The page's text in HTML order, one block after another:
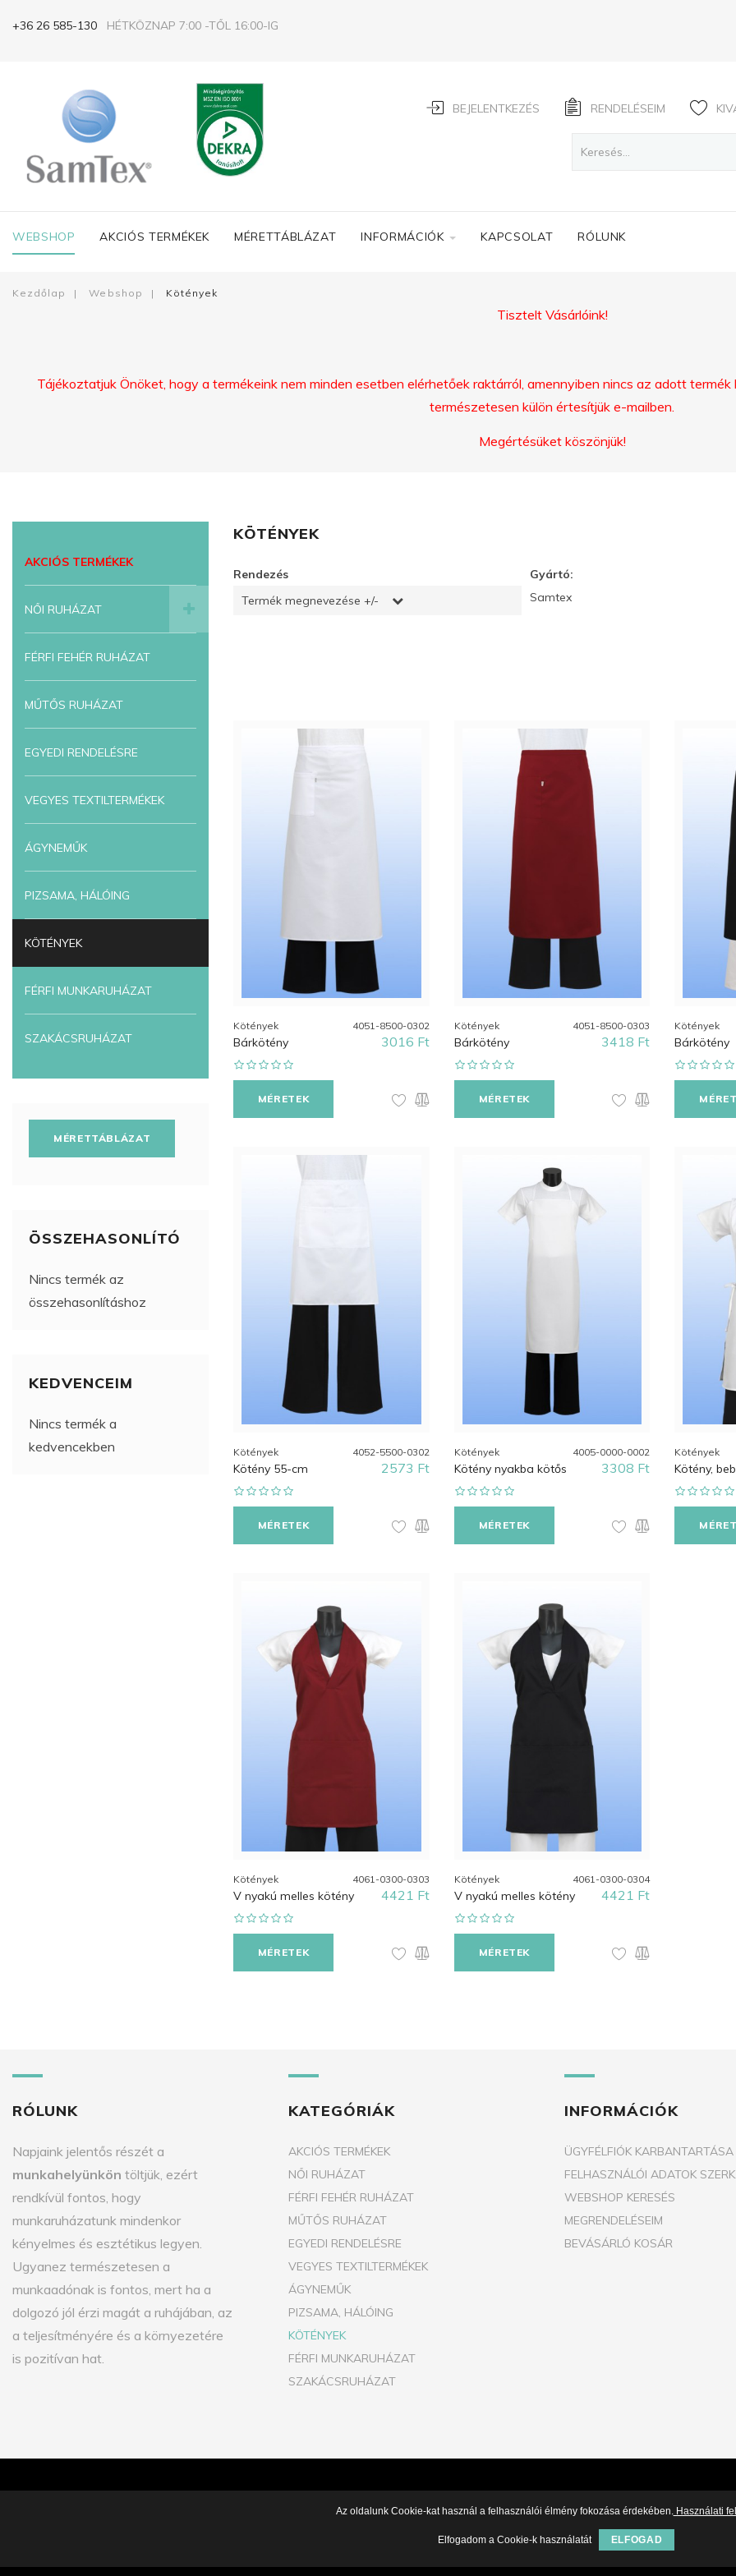
+36 26 585-130 HÉTKÖZNAP 7:00 -TŐL 16:00-IG
BEJELENTKEZÉS RENDELÉSEIM
WEBSHOP AKCIÓS TERMÉKEK MÉRETTÁBLÁZAT INFORMÁCIÓK KAPCSOLAT RÓLUNK
Kezdőlap | Webshop | Kötények
Tisztelt Vásárlóink!
Tájékoztatjuk Önöket, hogy a termékeink nem minden esetben elérhetőek raktárról, amennyiben nincs az adott
természetesen külön értesítjük e-mailben.
Megértésüket köszönjük!
AKCIÓS TERMÉKEK
NŐI RUHÁZAT
FÉRFI FEHÉR RUHÁZAT
MŰTŐS RUHÁZAT
EGYEDI RENDELÉSRE
VEGYES TEXTILTERMÉKEK
ÁGYNEMŰK
PIZSAMA, HÁLÓING
KÖTÉNYEK
FÉRFI MUNKARUHÁZAT
SZAKÁCSRUHÁZAT
MÉRETTÁBLÁZAT
ÖSSZEHASONLÍTÓ
Nincs termék az
összehasonlításhoz
KEDVENCEIM
Nincs termék a
kedvencekben
KÖTÉNYEK
Rendezés
Termék megnevezése +/-
Gyártó:
Samtex
Kötények 4051-8500-0302
Bárkötény 3016 Ft
MÉRETEK
Kötények 4051-8500-0303
Bárkötény 3418 Ft
MÉRETEK
Kötények
Bárkötény
Kötények 4052-5500-0302
Kötény 55-cm 2573 Ft
MÉRETEK
Kötények 4005-0000-0002
Kötény nyakba kötős 3308 Ft
MÉRETEK
Kötények
Kötény,
Kötények 4061-0300-0303
V nyakú melles kötény 4421 Ft
MÉRETEK
Kötények 4061-0300-0304
V nyakú melles kötény 4421 Ft
MÉRETEK
RÓLUNK
Napjaink jelentős részét a
munkahelyünkön töltjük, ezért
rendkívül fontos, hogy
munkaruházatunk mindenkor
kényelmes és esztétikus legyen.
Ugyanez természetesen a
munkaadónak is fontos, mert ha a
dolgozó jól érzi magát a ruhájában, az
a teljesítményére és a környezetére
is pozitívan hat.
KATEGÓRIÁK
AKCIÓS TERMÉKEK
NŐI RUHÁZAT
FÉRFI FEHÉR RUHÁZAT
MŰTŐS RUHÁZAT
EGYEDI RENDELÉSRE
VEGYES TEXTILTERMÉKEK
ÁGYNEMŰK
PIZSAMA, HÁLÓING
KÖTÉNYEK
FÉRFI MUNKARUHÁZAT
SZAKÁCSRUHÁZAT
INFORMÁCIÓK
ÜGYFÉLFIÓK KARBANTARTÁSA
FELHASZNÁLÓI ADATOK SZERK.
WEBSHOP KERESÉS
MEGRENDELÉSEIM
BEVÁSÁRLÓ KOSÁR
Az oldalunk Cookie-kat használ a felhasználói élmény fokozása érdekében.Használati
Elfogadom a Cookie-k használatát ELFOGAD